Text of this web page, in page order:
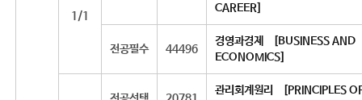
1/1
CAREER]
전공필수 44496
경영과경제 [BUSINESS AND
ECONOMICS]
관리회계원리 [PRINCIPLES